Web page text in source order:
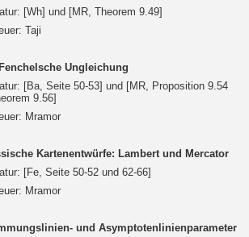
[Wh] und [MR, Theorem 9.49]
Taji
Ungleichung
[Ba, Seite 50-53] und [MR, Proposition 9.54
9.56]
Mramor
Kartenentwürfe: Lambert und Mercator
[Fe, Seite 50-52 und 62-66]
Mramor
und Asymptotenlinienparameter